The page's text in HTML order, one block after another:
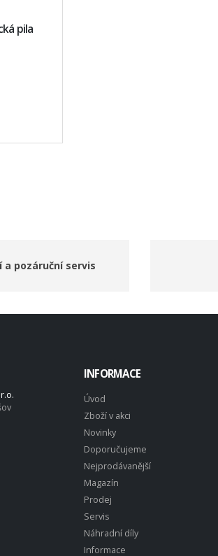
pila
a pozáruční servis
INFORMACE
Úvod
Zboží v akci
Novinky
Doporučujeme
Nejprodávanější
Magazín
Prodej
Servis
Náhradní díly
Informace